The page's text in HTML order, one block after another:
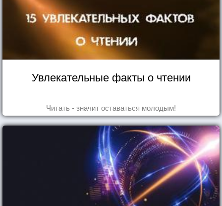
Увлекательные факты о чтении
Читать - значит оставаться молодым!